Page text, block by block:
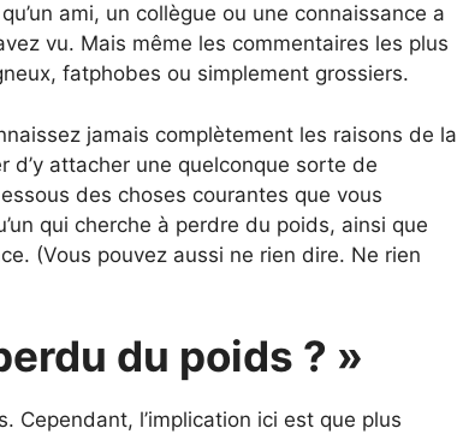
ami, un collègue ou une connaissance a
vu. Mais même les commentaires les plus
fatphobes ou simplement grossiers.
jamais complètement les raisons de la
d’y attacher une quelconque sorte de
des choses courantes que vous
qui cherche à perdre du poids, ainsi que
(Vous pouvez aussi ne rien dire. Ne rien
du poids ? »
Cependant, l’implication ici est que plus